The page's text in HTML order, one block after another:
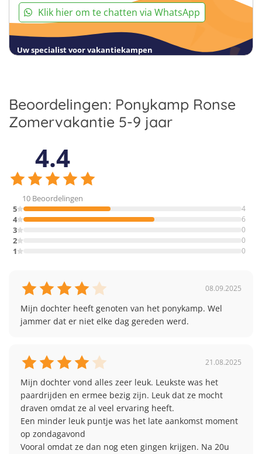
Klik hier om te chatten via WhatsApp
Uw specialist voor vakantiekampen
Beoordelingen: Ponykamp Ronse
Zomervakantie 5-9 jaar
4.4
10 Beoordelingen
5
4
4 6
3 0
2 0
1 0
08.09.2025
Mijn dochter heeft genoten van het ponykamp. Wel
jammer dat er niet elke dag gereden werd.
21.08.2025
Mijn dochter vond alles zeer leuk. Leukste was het
paardrijden en ermee bezig zijn. Leuk dat ze mocht
draven omdat ze al veel ervaring heeft.
Een minder leuk puntje was het late aankomst moment
op zondagavond
Vooral omdat ze dan nog eten gingen krijgen. Na 20u